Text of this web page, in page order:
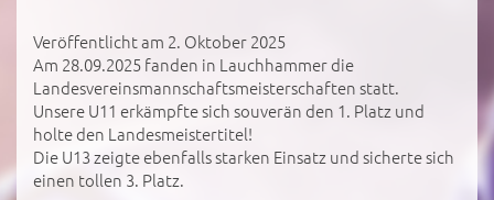
Veröffentlicht am 2. Oktober 2025
Am 28.09.2025 fanden in Lauchhammer die
Landesvereinsmannschaftsmeisterschaften statt.
Unsere U11 erkämpfte sich souverän den 1. Platz und
holte den Landesmeistertitel!
Die U13 zeigte ebenfalls starken Einsatz und sicherte sich
einen tollen 3. Platz.